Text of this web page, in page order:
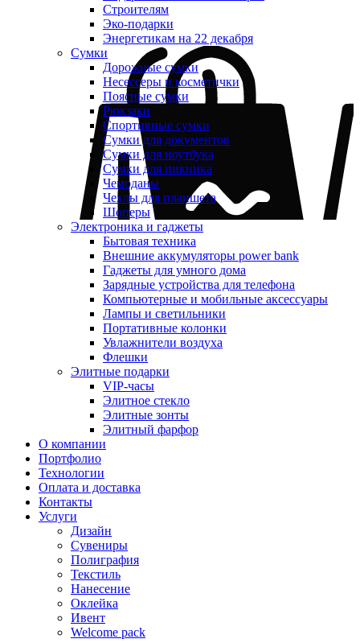
Строителям
Эко-подарки
Энергетикам на 22 декабря
Сумки
Дорожные сумки
Несессеры и косметички
Поясные сумки
Рюкзаки
Спортивные сумки
Сумки для документов
Сумки для ноутбука
Сумки для пикника
Чемоданы
Чехлы для планшета
Шоперы
Электроника и гаджеты
Бытовая техника
Внешние аккумуляторы power bank
Гаджеты для умного дома
Зарядные устройства для телефона
Компьютерные и мобильные аксессуары
Лампы и светильники
Портативные колонки
Увлажнители воздуха
Флешки
Элитные подарки
VIP-часы
Элитное стекло
Элитные зонты
Элитный фарфор
О компании
Портфолио
Технологии
Оплата и доставка
Контакты
Услуги
Дизайн
Сувениры
Полиграфия
Текстиль
Нанесение
Оклейка
Ивент
Welcome pack